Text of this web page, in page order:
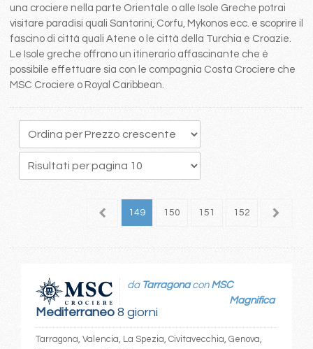
una crociere nella parte Orientale o alle Isole Greche potrai
visitare paradisi quali Santorini, Corfu, Mykonos ecc. e scoprire il
fascino di città quali Atene o le città della Turchia e Croazie.
Le Isole greche offrono un itinerario affascinante che è
possibile effettuare sia con le compagnia Costa Crociere che
MSC Crociere o Royal Caribbean.
148 149 150 151 152 153
Mediterraneo8 giorni
da Tarragonacon MSC
Magnifica
Tarragona, Valencia, La Spezia, Civitavecchia, Genova,